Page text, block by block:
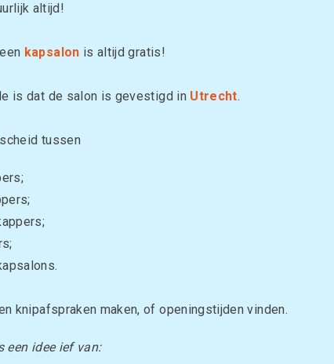
altijd!
kapsalon is altijd gratis!
is dat de salon is gevestigd in Utrecht.
tussen
knipafspraken maken, of openingstijden vinden.
een idee ief van: